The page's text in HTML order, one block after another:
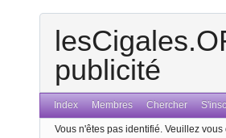
publicité
Index Membres Chercher
Vous n'êtes pas identifié. Veuillez vous